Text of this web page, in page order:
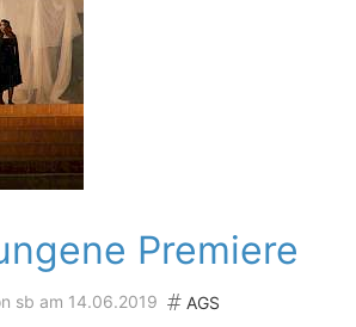
Premiere
sb am 14.06.2019 AGS